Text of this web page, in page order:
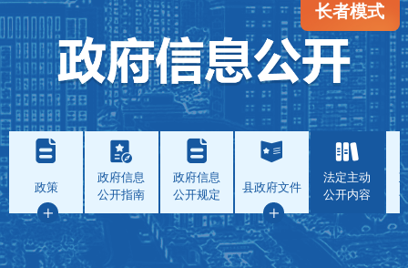
长者模式
政策
政府信息
公开指南
政府信息
公开规定
县政府文件
法定主动
公开内容